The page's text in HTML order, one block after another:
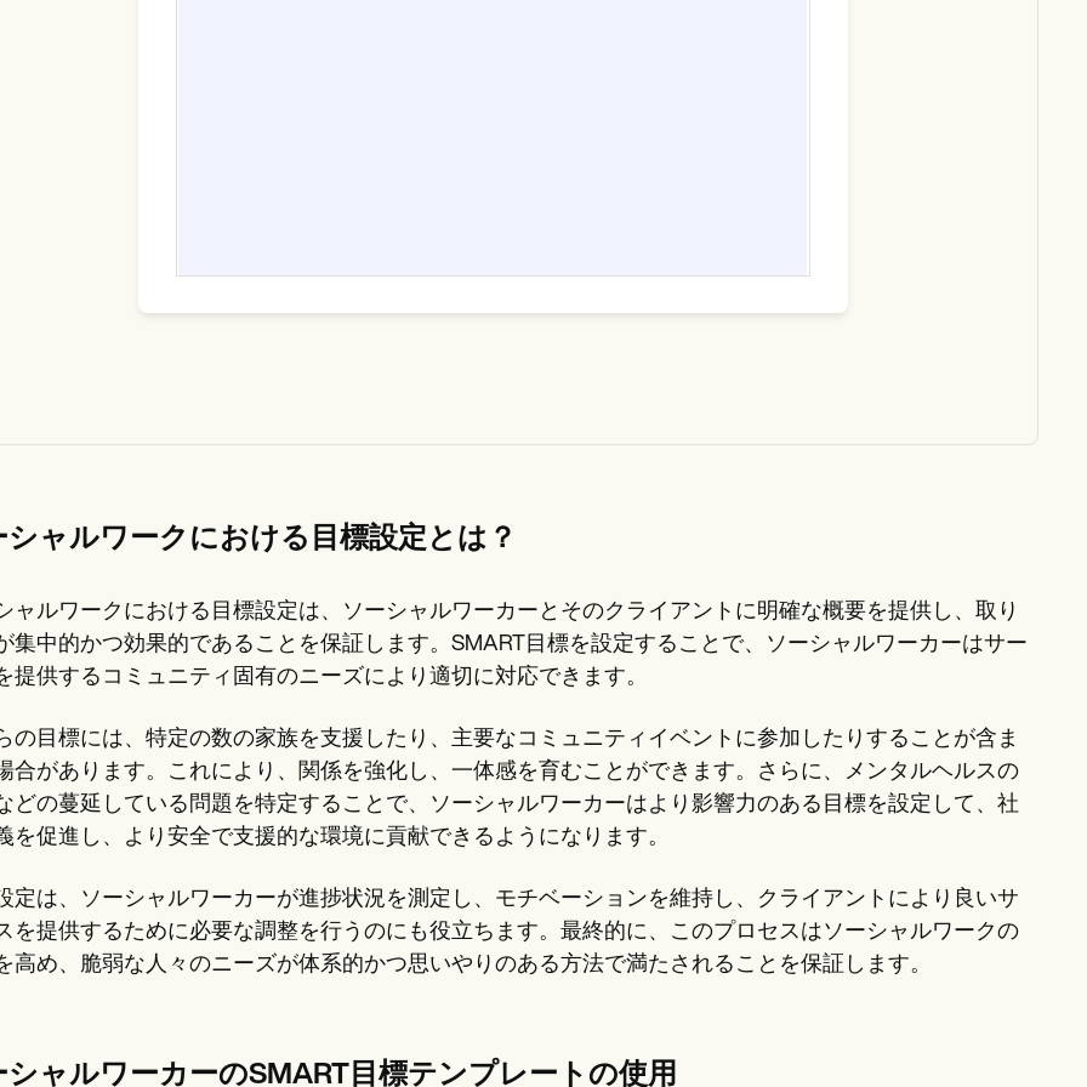
シャルワークにおける目標設定とは？
ャルワークにおける目標設定は、ソーシャルワーカーとそのクライアントに明確な概要を提供し、取り
集中的かつ効果的であることを保証します。SMART目標を設定することで、ソーシャルワーカーはサー
提供するコミュニティ固有のニーズにより適切に対応できます。
の目標には、特定の数の家族を支援したり、主要なコミュニティイベントに参加したりすることが含ま
合があります。これにより、関係を強化し、一体感を育むことができます。さらに、メンタルヘルスの
どの蔓延している問題を特定することで、ソーシャルワーカーはより影響力のある目標を設定して、社
を促進し、より安全で支援的な環境に貢献できるようになります。
定は、ソーシャルワーカーが進捗状況を測定し、モチベーションを維持し、クライアントにより良いサ
を提供するために必要な調整を行うのにも役立ちます。最終的に、このプロセスはソーシャルワークの
高め、脆弱な人々のニーズが体系的かつ思いやりのある方法で満たされることを保証します。
シャルワーカーのSMART目標テンプレートの使用